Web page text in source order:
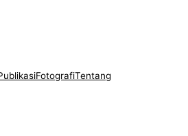
FotografiTentang